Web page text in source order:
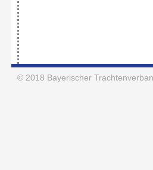
© 2018 Bayerischer